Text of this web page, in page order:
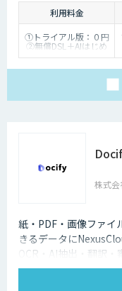
利用料金
①トライアル版：０円
②無償DSL＋AIはじめ
るサポート：50,000円
1,500,000円（個社別
社別お見積り（Dify
⑥有償保守：10,000
円/30,000円/50,000円
株式会
紙・PDF・画像ファイ
きるデータに
OCR・AI抽出・翻訳・
の非構造化ドキュメン
ントによる業務自動